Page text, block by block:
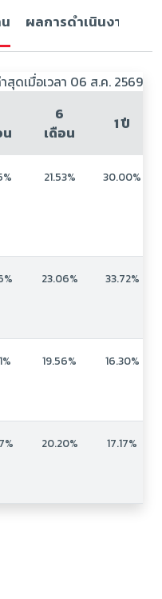
ผลการดำเนินงาน (ปี
สุดเมื่อเวลา 06 ส.ค. 2569
น
6
เดือน
1 ปี
21.53% 30.00%
23.06% 33.72%
19.56% 16.30%
20.20% 17.17%